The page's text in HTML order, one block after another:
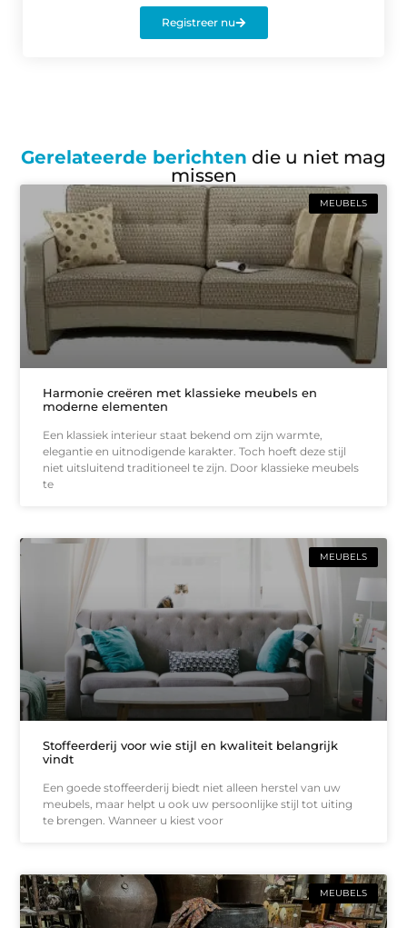
Registreer nu
Gerelateerde berichten die u niet mag
missen
MEUBELS
Harmonie creëren met klassieke meubels en
moderne elementen
Een klassiek interieur staat bekend om zijn warmte,
elegantie en uitnodigende karakter. Toch hoeft deze stijl
niet uitsluitend traditioneel te zijn. Door klassieke meubels
te
MEUBELS
Stoffeerderij voor wie stijl en kwaliteit belangrijk
vindt
Een goede stoffeerderij biedt niet alleen herstel van uw
meubels, maar helpt u ook uw persoonlijke stijl tot uiting
te brengen. Wanneer u kiest voor
MEUBELS